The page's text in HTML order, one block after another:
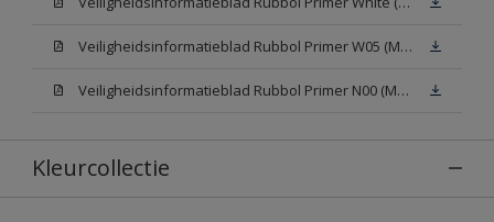
Veiligheidsinformatieblad Rubbol Primer W05 (MSDS)
Veiligheidsinformatieblad Rubbol Primer N00 (MSDS)
Kleurcollectie